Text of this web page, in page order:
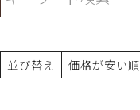
並び替え 価格が安い順